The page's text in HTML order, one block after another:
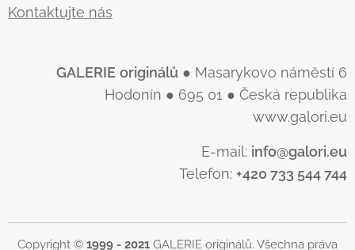
Kontaktujte nás
GALERIE originálů ● Masarykovo náměstí 6
Hodonín ● 695 01 ● Česká republika
www.galori.eu
E-mail: info@galori.eu
Telefon: +420 733 544 744
Copyright © 1999 - 2021 GALERIE originálů. Všechna práva